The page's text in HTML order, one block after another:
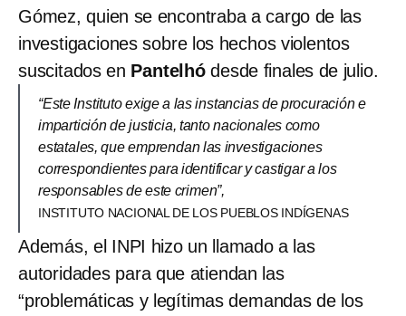
Gómez, quien se encontraba a cargo de las
investigaciones sobre los hechos violentos
suscitados en Pantelhódesde finales de julio.
“Este Instituto exige a las instancias de procuración e
impartición de justicia, tanto nacionales como
estatales, que emprendan las investigaciones
correspondientes para identificar y castigar a los
responsables de este crimen”,
INSTITUTO NACIONAL DE LOS PUEBLOS INDÍGENAS
Además, el INPI hizo un llamado a las
autoridades para que atiendan las
“problemáticas y legítimas demandas de los